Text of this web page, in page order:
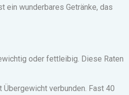
ein wunderbares Getränke, das
oder fettleibig. Diese Raten
verbunden. Fast 40